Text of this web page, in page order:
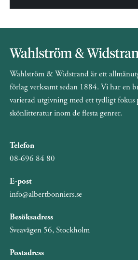
Wahlström & Widstrand är ett
förlag verksamt sedan 1884. Vi har en
varierad utgivning med ett tydligt fokus
skönlitteratur inom de flesta genrer.
Telefon
08-696 84 80
E-post
info@albertbonniers.se
Besöksadress
Sveavägen 56, Stockholm
Postadress